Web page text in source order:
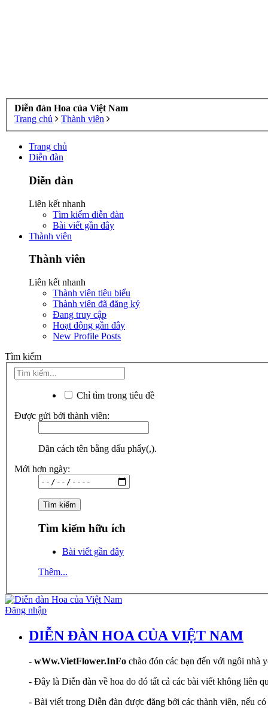
Diễn đàn Hoa của Việt Nam
Trang chủ
Thành viên
Trang chủ
Diễn đàn
Diễn đàn
Liên kết nhanh
Tìm kiếm diễn đàn
Bài viết gần đây
Thành viên
Thành viên
Liên kết nhanh
Thành viên tiêu biểu
Thành viên đã đăng ký
Đang truy cập
Hoạt động gần đây
New Profile Posts
Tìm kiếm
Chỉ tìm trong tiêu đề
Được gửi bởi thành viên:
Dãn cách tên bằng dấu phẩy(,).
Mới hơn ngày:
Tìm kiếm hữu ích
Bài viết gần đây
Thêm...
Đăng nhập
DIỄN ĐÀN HOA CỦA VIỆT NAM
- wWw.VietFlower.InFo chào đón các bạn đến với ngôi nhà
- Đây là Diễn đàn về hoa do đó tất cả các bài viết không liên
- Bài viết trong Diễn đàn được đăng bởi các thành viên, nếu